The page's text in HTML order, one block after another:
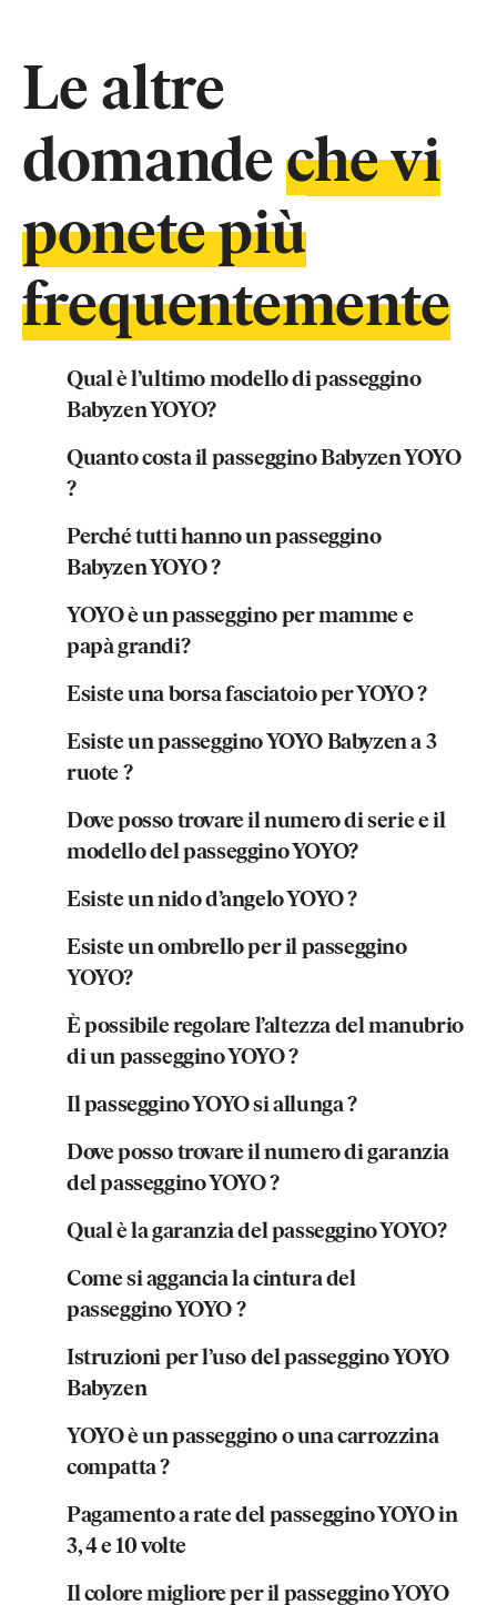
Le altre
domandeche vi
ponete più
frequentemente
Qual è l’ultimo modello di passeggino
Babyzen YOYO?
Quanto costa il passeggino Babyzen YOYO
?
Perché tutti hanno un passeggino
Babyzen YOYO ?
YOYO è un passeggino per mamme e
papà grandi?
Esiste una borsa fasciatoio per YOYO ?
Esiste un passeggino YOYO Babyzen a 3
ruote ?
Dove posso trovare il numero di serie e il
modello del passeggino YOYO?
Esiste un nido d’angelo YOYO ?
Esiste un ombrello per il passeggino
YOYO?
È possibile regolare l’altezza del manubrio
di un passeggino YOYO ?
Il passeggino YOYO si allunga ?
Dove posso trovare il numero di garanzia
del passeggino YOYO ?
Qual è la garanzia del passeggino YOYO?
Come si aggancia la cintura del
passeggino YOYO ?
Istruzioni per l’uso del passeggino YOYO
Babyzen
YOYO è un passeggino o una carrozzina
compatta ?
Pagamento a rate del passeggino YOYO in
3, 4 e 10 volte
Il colore migliore per il passeggino YOYO